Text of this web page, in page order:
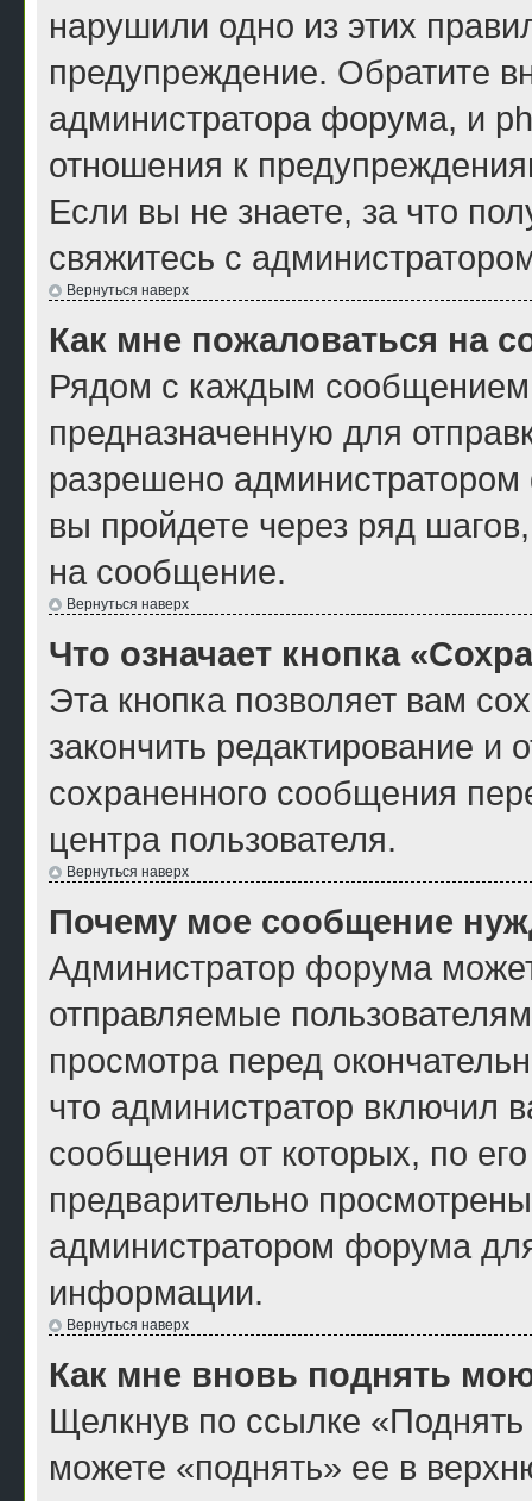
нарушили одно из этих
предупреждение. Обратите
администратора форума, и
отношения к
Если вы не знаете, за что
свяжитесь с
Вернуться наверх
Как мне пожаловаться на
Рядом с каждым сообщением
предназначенную для
разрешено
вы пройдете через ряд
на сообщение.
Вернуться наверх
Что означает кнопка
Эта кнопка позволяет вам
закончить редактирование и
сохраненного сообщения
центра пользователя.
Вернуться наверх
Почему мое сообщение
Администратор форума
отправляемые
просмотра перед
что администратор включил
сообщения от которых, по
предварительно
администратором форума
информации.
Вернуться наверх
Как мне вновь поднять
Щелкнув по ссылке
можете «поднять» ее в